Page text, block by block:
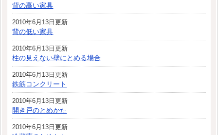
背の高い家具
2010年6月13日更新
背の低い家具
2010年6月13日更新
柱の見えない壁にとめる場合
2010年6月13日更新
鉄筋コンクリート
2010年6月13日更新
開き戸のとめかた
2010年6月13日更新